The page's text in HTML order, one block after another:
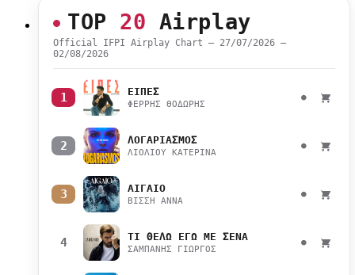
TOP 20 Airplay
Official IFPI Airplay Chart — 27/07/2026 –
02/08/2026
1 ΕΙΠΕΣ
ΦΕΡΡΗΣ ΘΟΔΩΡΗΣ
●
2 ΛΟΓΑΡΙΑΣΜΟΣ
ΛΙΟΛΙΟΥ ΚΑΤΕΡΙΝΑ
●
3 ΑΙΓΑΙΟ
ΒΙΣΣΗ ΑΝΝΑ
●
4 ΤΙ ΘΕΛΩ ΕΓΩ ΜΕ ΣΕΝΑ
ΣΑΜΠΑΝΗΣ ΓΙΩΡΓΟΣ
●